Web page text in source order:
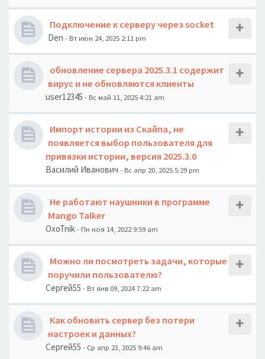
Подключение к серверу через socket
Den - Вт июн 24, 2025 2:11 pm
обновление сервера 2025.3.1 содержит
вирус и не обновляются клиенты
user12345 - Вс май 11, 2025 4:21 am
Импорт истории из Скайпа, не
появляется выбор пользователя для
привязки истории, версия 2025.3.0
Василий Иванович - Вс апр 20, 2025 5:29 pm
Не работают наушники в программе
Mango Talker
OxoTnik- Пн ноя 14, 2022 9:59 am
Можно ли посмотреть задачи, которые
поручили пользователю?
Сергей55 - Вт янв 09, 2024 7:22 am
Как обновить сервер без потери
настроек и данных?
Сергей55 - Ср апр 23, 2025 9:46 am